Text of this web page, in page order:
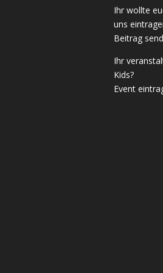
Ihr wollte
uns
Beitrag
Ihr
Kids?
Event